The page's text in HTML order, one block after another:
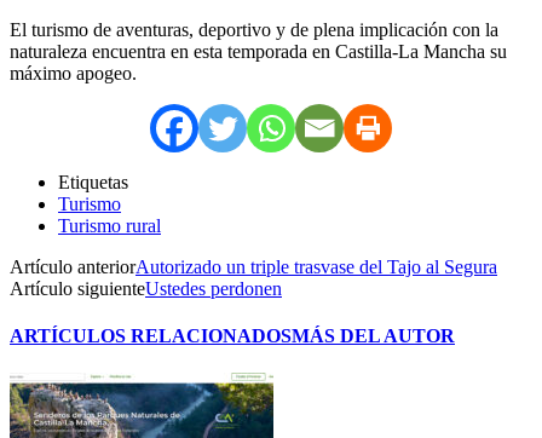
El turismo de aventuras, deportivo y de plena implicación con la
naturaleza encuentra en esta temporada en Castilla-La Mancha su
máximo apogeo.
Etiquetas
Turismo
Turismo rural
Artículo anteriorAutorizado un triple trasvase del Tajo al Segura
Artículo siguienteUstedes perdonen
ARTÍCULOS RELACIONADOSMÁS DEL AUTOR